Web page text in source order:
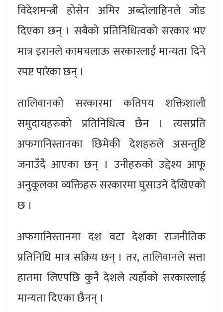
विदेशमन्त्री होसेन अमिर अब्दोलाहिनले जोड
दिएका छन् । सबैको प्रतिनिधित्वको सरकार भए
मात्र इरानले कामचलाऊ सरकारलाई मान्यता दिने
स्पष्ट पारेका छन् ।
तालिवानको सरकारमा कतिपय शक्तिशाली
समुदायहरुको प्रतिनिधित्व छैन । त्यसप्रति
अफगानिस्तानका छिमेकी देशहरुले असन्तुष्टि
जनाउँदै आएका छन् । उनीहरुको उद्देश्य आफू
अनुकूलका व्यक्तिहरु सरकारमा घुसाउने देखिएको
छ ।
अफगानिस्तानमा दश वटा देशका राजनीतिक
प्रतिनिधि मात्र सक्रिय छन् । तर, तालिवानले सत्ता
हातमा लिएपछि कुनै देशले त्यहाँको सरकारलाई
मान्यता दिएका छैनन् ।